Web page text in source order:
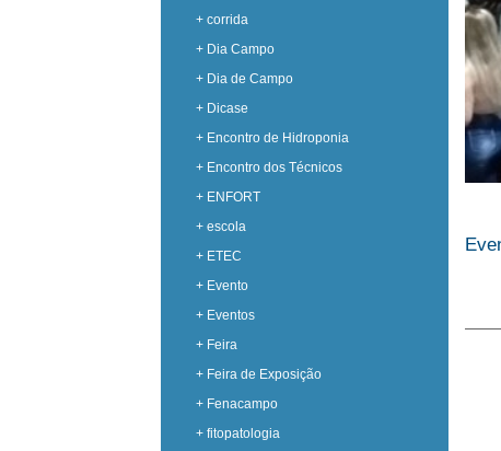
+ corrida
+ Dia Campo
+ Dia de Campo
+ Dicase
+ Encontro de Hidroponia
+ Encontro dos Técnicos
+ ENFORT
+ escola
+ ETEC
+ Evento
+ Eventos
+ Feira
+ Feira de Exposição
+ Fenacampo
+ fitopatologia